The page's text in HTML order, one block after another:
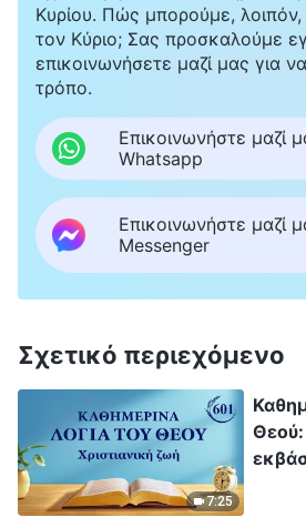
Κυρίου. Πώς μπορούμε,
τον Κύριο; Σας προσκαλούμε
επικοινωνήσετε μαζί μας για
τρόπο.
Επικοινωνήστε μαζί
Whatsapp
Επικοινωνήστε μαζί
Messenger
Σχετικό περιεχόμενο
7:25
Θεού: